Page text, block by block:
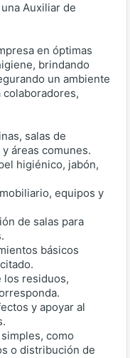
Auxiliar de
en óptimas
brindando
un ambiente
colaboradores,
salas de
áreas comunes.
higiénico, jabón,
equipos y
de salas para
básicos
los residuos,
y apoyar al
como
o distribución de